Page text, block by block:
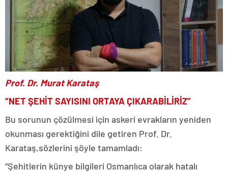
Prof. Dr. Murat Karataş
“NET ŞEHİT SAYISINI ORTAYA ÇIKARABİLİRİZ”
Bu sorunun çözülmesi için askeri evrakların yeniden
okunması gerektiğini dile getiren Prof. Dr.
Karataş,sözlerini şöyle tamamladı:
“Şehitlerin künye bilgileri Osmanlıca olarak hatalı